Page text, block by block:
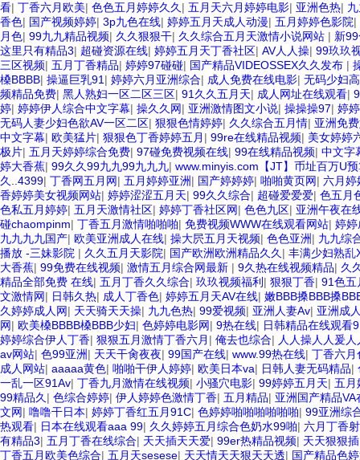
看| 丁香六月欧美| 色色五月婷婷久久 | 五月天六月婷婷电影| 亚洲色热|
香色| 国产视频婷婷| 3p九色在线| 婷婷五月天成人动漫| 五月婷婷色影院|
月色| 99九九精品视频| 久久狠狠干| 久久综合五月天激情小说网站 | 新
这里只有精品3| 超碰资源在线| 婷婷五月天丁香社区| AV人人操| 99玖玖
三区视频| 五月丁香精品| 婷婷97碰碰| 国产精品VIDEOSSEX久久发布 |
槡BBBB| 操逼巨乳91 | 婷婷六月亚洲综合| 成人免费在线电影| 无码少妇
频精品免费| 黑人熟妇一区二区三区| 91久久五月天| 成人网址在线观看|
婷| 婷婷伊人综合中文字幕| 操久久网| 亚洲激情图文小说| 操操操97| 婷
无码人妻少妇色欲AV一区二区| 狠狠色情婷婷| 久久综合五月情| 亚洲免
中文字幕| 欧美猛片| 狠狠色丁香婷婷五月 | 99re在线精品视频| 美女婷婷
极片| 五月天婷婷综合免费| 97碰免费视频在线| 99在线精品视频| 中文字
婷大香蕉| 99久久99九九99九九九| www.minyis.com【JT】币址百万U
久..4399| 丁香网五月网| 五月婷婷亚洲| 国产婷婷婷| 啪啪黄页网| 六月婷
香婷婷美女视频网站| 婷婷涩涩五月天| 99久久综合| 超碰爱爱爱| 色五月
色私五月婷婷| 五月天激情社区| 婷婷丁香社区网| 色色九区| 亚洲午夜在
碰chaompinm| 丁香五月激情啪啪啪| 免费视频WWW在线观看网站| 婷婷
九九九九国产| 欧美亚洲成人在线| 操大屄五月天视频| 色色亚洲| 九九综
播放 -三妹影院 | 久久五月天影院| 国产欧洲欧洲精品久久 | 丰满少妇熟乱
大香蕉| 99免费在线视频| 激情五月综合网最新 | 9久热在线视频精品| 久
精品全部免费 在线| 五月丁香久久综合| 玖玖视频福利 | 狠狠丁香| 91色五
文激情网| 日韩久热| 成人丁香色| 婷婷五月天AV在线| 嫩BBB搡BBB搡
久婷婷成人网| 天天骑天天操| 九九色热| 99爱视频| 亚洲人妻Av| 亚洲成
网| 欧美槡BBBB槡BBB少妇| 色婷婷电影网| 9热在线| 日韩精品在线观看9
婷婷综合伊人丁香| 狠狠五月激情丁香六月 | 俺去也综合| 人人操人人爰
av网站| 色99亚洲| 天天干肏夜夜| 99国产在线| www.99热在线| 丁香六月
成人网站| aaaaa黄色| 啪啪干伊人婷婷| 欧美日本va| 日韩人妻无码精品|
一乱一区91Av| 丁香九月激情在线视频| 小骚穴电影| 99婷婷五月天| 五月
99精品久 | 色综合婷婷| 伊人婷婷色激情丁香| 五月精品| 亚洲国产精品
文网| 噜噜干日本| 婷婷丁香红五月91C| 色婷婷啪啪啪啪啪啪| 99亚洲综
热观看| 日本在线观看aaa 99| 久久婷婷五月综合色奶水99啪| 六月丁香
有精品3| 五月丁香在线综合| 天天插天天爱| 99er热精品视频| 天天狠狠插
丁香五月欧美色综合| 五月天sesese| 天天情天天狠天天透| 国产精品色